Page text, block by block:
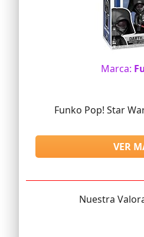
Marca:
Funko Pop! Star
VER
Nuestra